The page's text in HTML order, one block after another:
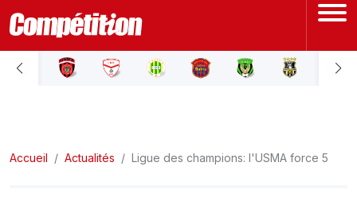
ACCUEIL
LIGUE 2
Accueil Actualités Ligue des champions: l'USMA force 5